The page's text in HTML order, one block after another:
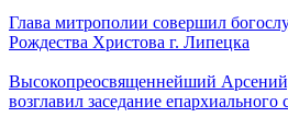
Глава митрополии совершил
Рождества Христова г. Липецка
Высокопреосвященнейший
возглавил заседание епархиального